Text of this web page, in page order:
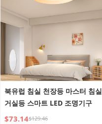
북유럽 침실 천장등 마스터 침실
거실등 스마트 LED 조명기구
$73.14$129.46